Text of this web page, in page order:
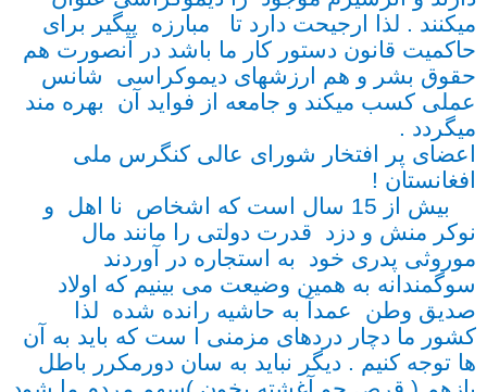
میکنند . لذا ارجیحت دارد تا مبارزه پیگیر برای
حاکمیت قانون دستور کار ما باشد در آنصورت هم
حقوق بشر و هم ارزشهای دیموکراسی شانس
عملی کسب میکند و جامعه از فواید آن بهره مند
میگردد .
اعضای پر افتخار شورای عالی کنگرس ملی
افغانستان !
بیش از 15 سال است که اشخاص نا اهل و
نوکر منش و دزد قدرت دولتی را مانند مال
موروثی پدری خود به استجاره در آوردند
سوگمندانه به همین وضیعت می بینیم که اولاد
صدیق وطن عمدآ به حاشیه رانده شده لذا
کشور ما دچار دردهای مزمنی ا ست که باید به آن
ها توجه کنیم . دیگر نباید به سان دورمکرر باطل